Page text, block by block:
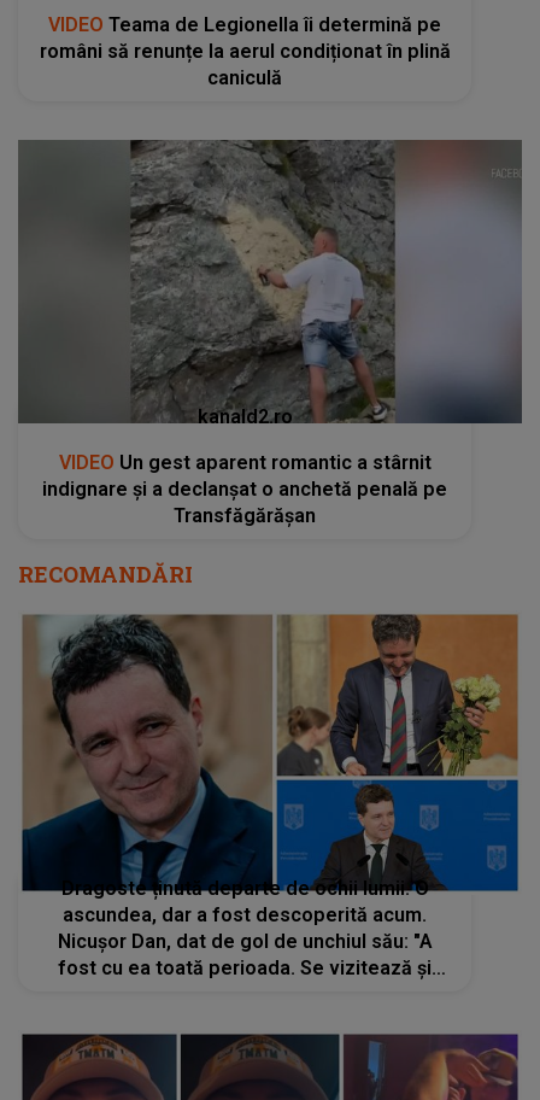
kanald2.ro
Un gest aparent romantic a stârnit
indignare și a declanșat o anchetă penală pe
Transfăgărășan
RECOMANDĂRI
Dragoste ținută departe de ochii lumii. O
ascundea, dar a fost descoperită acum.
Nicușor Dan, dat de gol de unchiul său: "A
fost cu ea toată perioada. Se vizitează și
acum.". Ce s-a aflat despre viața
sentimentală a președintelui României
VIDEOA izbucnit după concert: "Un obraznic